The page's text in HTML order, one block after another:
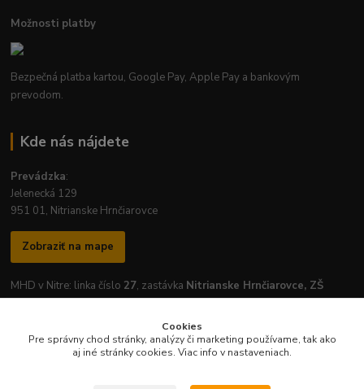
Možnosti platby
Bezpečná platba kartou, Google Pay, Apple Pay a bankovým
prevodom.
Kde nás nájdete
Prevádzka:
Jelenecká 129
951 01, Nitrianske Hrnčiarovce
Zobraziť na mape
MHD v Nitre: linka číslo 27, zastávka Nitrianske Hrnčiarovce, ZŠ
Otváracie hodiny prevádzky:
Cookies
Pre správny chod stránky, analýzy či marketing používame, tak ako
aj iné stránky cookies. Viac info v nastaveniach.